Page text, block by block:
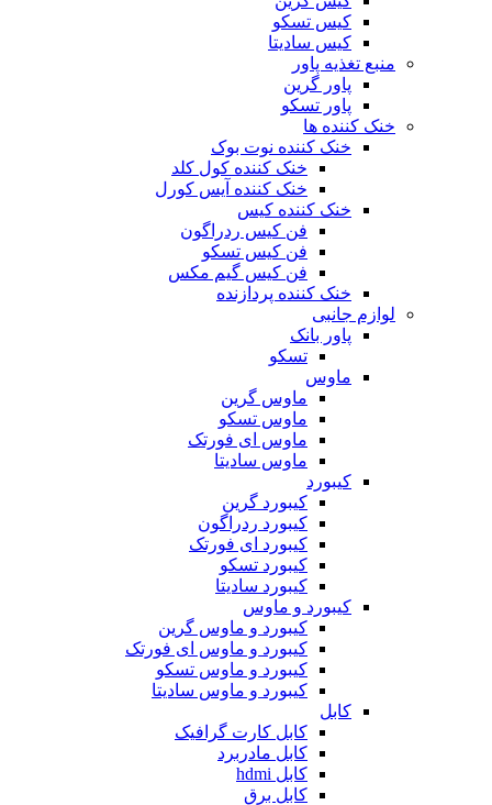
کیس تسکو
کیس سادیتا
منبع تغذیه‌ پاور
پاور گرین
پاور تسکو
خنک کننده ها
خنک کننده نوت بوک
خنک کننده کول کلد
خنک کننده آیس کورل
خنک کننده کیس
فن کیس ردراگون
فن کیس تسکو
فن کیس گیم مکس
خنک کننده پردازنده
لوازم جانبی
پاور بانک
تسکو
ماوس
ماوس گرین
ماوس تسکو
ماوس ای فورتک
ماوس سادیتا
کیبورد
کیبورد گرین
کیبورد ردراگون
کیبورد ای فورتک
کیبورد تسکو
کیبورد سادیتا
کیبورد و ماوس
کیبورد و ماوس گرین
کیبورد و ماوس ای فورتک
کیبورد و ماوس تسکو
کیبورد و ماوس سادیتا
کابل
کابل کارت گرافیک
کابل مادربرد
کابل hdmi
کابل برق